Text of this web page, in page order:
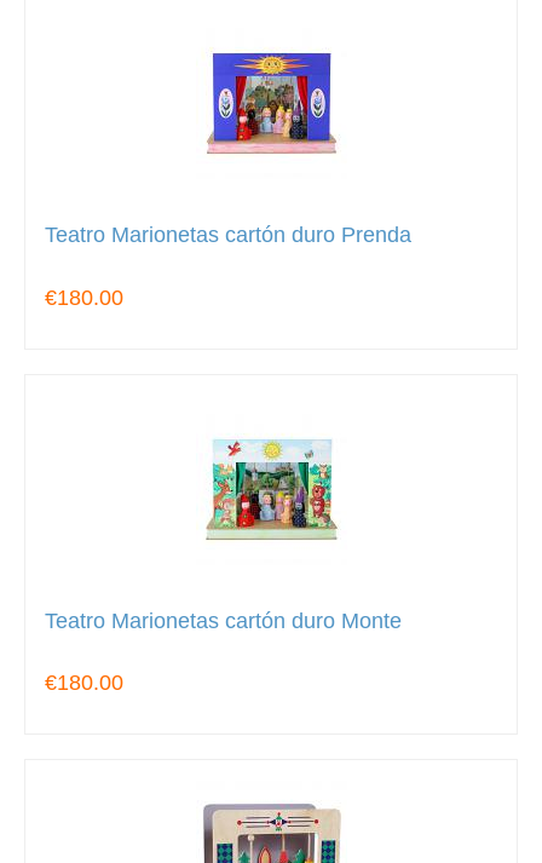
Teatro Marionetas cartón duro Prenda
€180.00
Teatro Marionetas cartón duro Monte
€180.00